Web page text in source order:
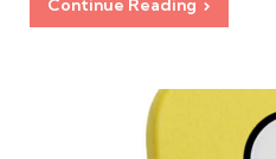
Continue Reading